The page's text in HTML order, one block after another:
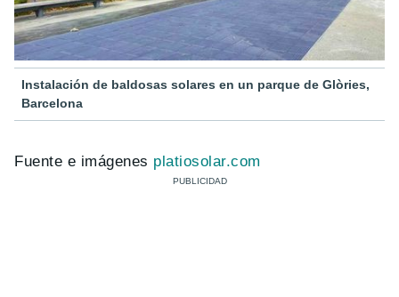
Instalación de baldosas solares en un parque de Glòries,
Barcelona
Fuente e imágenes platiosolar.com